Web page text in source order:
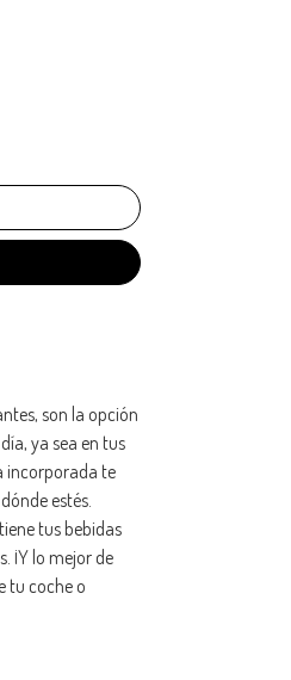
son la opción
ya sea en tus
incorporada te
estés.
tus bebidas
¡Y lo mejor de
tu coche o